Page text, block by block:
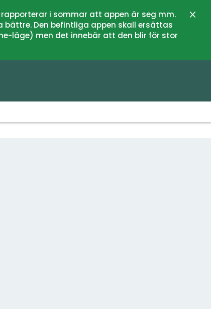
i sommar att appen är seg mm.
bättre. Den befintliga appen skall ersättas
läge) men det innebär att den blir för stor